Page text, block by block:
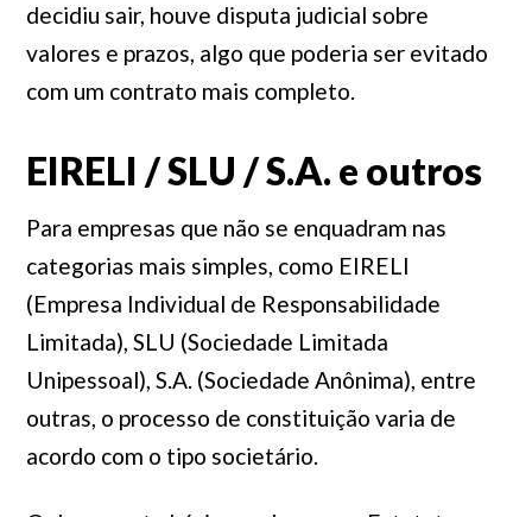
decidiu sair, houve disputa judicial sobre
valores e prazos, algo que poderia ser evitado
com um contrato mais completo.
EIRELI / SLU / S.A. e outros
Para empresas que não se enquadram nas
categorias mais simples, como EIRELI
(Empresa Individual de Responsabilidade
Limitada), SLU (Sociedade Limitada
Unipessoal), S.A. (Sociedade Anônima), entre
outras, o processo de constituição varia de
acordo com o tipo societário.